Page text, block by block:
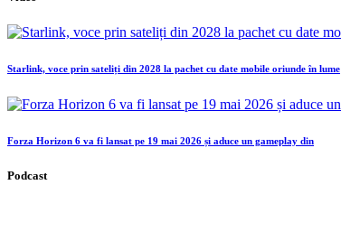
Starlink, voce prin sateliți din 2028 la pachet cu date mobile oriunde în lume
Forza Horizon 6 va fi lansat pe 19 mai 2026 și aduce un gameplay din
Podcast